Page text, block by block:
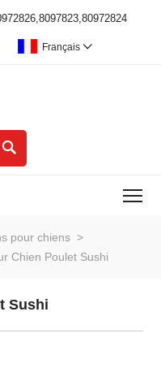
Français 

pour chiens >
Chien Poulet Sushi
Sushi